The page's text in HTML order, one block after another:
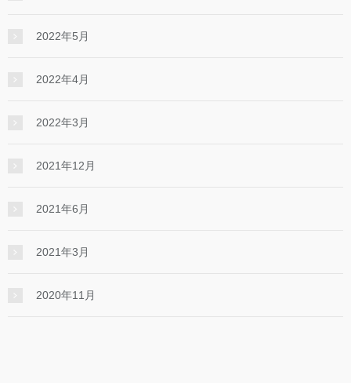
2022年5月
2022年4月
2022年3月
2021年12月
2021年6月
2021年3月
2020年11月